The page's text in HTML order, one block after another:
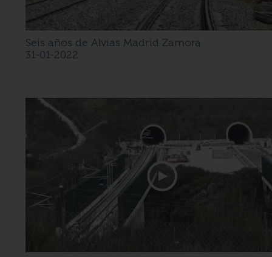
Seis años de Alvias Madrid Zamora
31-01-2022